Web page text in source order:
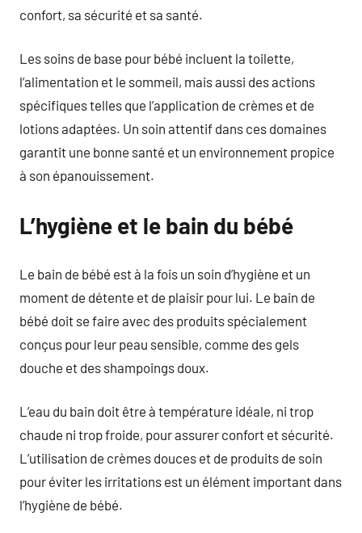
confort, sa sécurité et sa santé.
Les soins de base pour bébé incluent la toilette,
l’alimentation et le sommeil, mais aussi des actions
spécifiques telles que l’application de crèmes et de
lotions adaptées. Un soin attentif dans ces domaines
garantit une bonne santé et un environnement propice
à son épanouissement.
L’hygiène et le bain du bébé
Le bain de bébé est à la fois un soin d’hygiène et un
moment de détente et de plaisir pour lui. Le bain de
bébé doit se faire avec des produits spécialement
conçus pour leur peau sensible, comme des gels
douche et des shampoings doux.
L’eau du bain doit être à température idéale, ni trop
chaude ni trop froide, pour assurer confort et sécurité.
L’utilisation de crèmes douces et de produits de soin
pour éviter les irritations est un élément important dans
l’hygiène de bébé.